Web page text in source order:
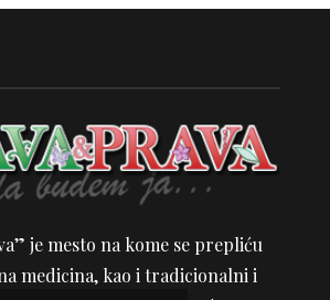
je mesto na kome se prepliću
medicina, kao i tradicionalni i